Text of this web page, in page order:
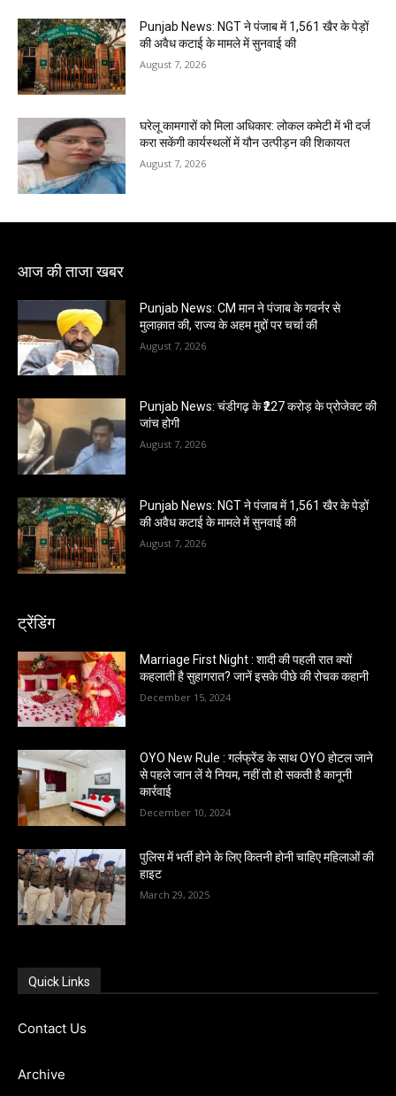
Punjab News: NGT ने पंजाब में 1,561 खैर के पेड़ों
की अवैध कटाई के मामले में सुनवाई की
August 7, 2026
घरेलू कामगारों को मिला अधिकार: लोकल कमेटी में भी दर्ज
करा सकेंगी कार्यस्थलों में यौन उत्पीड़न की शिकायत
August 7, 2026
आज की ताजा खबर
Punjab News: CM मान ने पंजाब के गवर्नर से
मुलाक़ात की, राज्य के अहम मुद्दों पर चर्चा की
August 7, 2026
Punjab News: चंडीगढ़ के ₹227 करोड़ के प्रोजेक्ट की
जांच होगी
August 7, 2026
Punjab News: NGT ने पंजाब में 1,561 खैर के पेड़ों
की अवैध कटाई के मामले में सुनवाई की
August 7, 2026
ट्रेंडिंग
Marriage First Night : शादी की पहली रात क्यों
कहलाती है सुहागरात? जानें इसके पीछे की रोचक कहानी
December 15, 2024
OYO New Rule : गर्लफ्रेंड के साथ OYO होटल जाने
से पहले जान लें ये नियम, नहीं तो हो सकती है कानूनी
कार्रवाई
December 10, 2024
पुलिस में भर्ती होने के लिए कितनी होनी चाहिए महिलाओं की
हाइट
March 29, 2025
Quick Links
Contact Us
Archive